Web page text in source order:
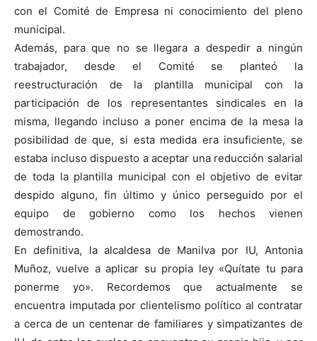
con el Comité de Empresa ni conocimiento del pleno
municipal.
Además, para que no se llegara a despedir a ningún
trabajador, desde el Comité se planteó la
reestructuración de la plantilla municipal con la
participación de los representantes sindicales en la
misma, llegando incluso a poner encima de la mesa la
posibilidad de que, si esta medida era insuficiente, se
estaba incluso dispuesto a aceptar una reducción salarial
de toda la plantilla municipal con el objetivo de evitar
despido alguno, fin último y único perseguido por el
equipo de gobierno como los hechos vienen
demostrando.
En definitiva, la alcaldesa de Manilva por IU, Antonia
Muñoz, vuelve a aplicar su propia ley «Quítate tu para
ponerme yo». Recordemos que actualmente se
encuentra imputada por clientelismo político al contratar
a cerca de un centenar de familiares y simpatizantes de